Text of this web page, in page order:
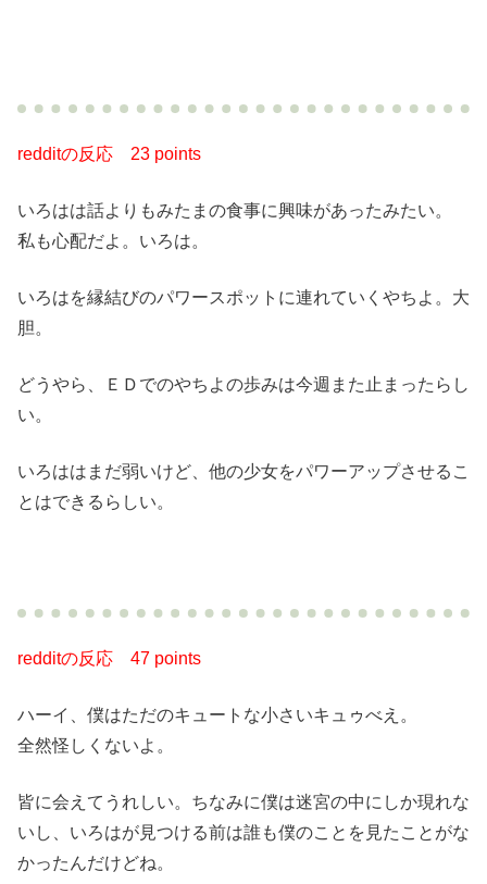
redditの反応 23 points
いろはは話よりもみたまの食事に興味があったみたい。
私も心配だよ。いろは。
いろはを縁結びのパワースポットに連れていくやちよ。大
胆。
どうやら、ＥＤでのやちよの歩みは今週また止まったらし
い。
いろははまだ弱いけど、他の少女をパワーアップさせるこ
とはできるらしい。
redditの反応 47 points
ハーイ、僕はただのキュートな小さいキュゥべえ。
全然怪しくないよ。
皆に会えてうれしい。ちなみに僕は迷宮の中にしか現れな
いし、いろはが見つける前は誰も僕のことを見たことがな
かったんだけどね。